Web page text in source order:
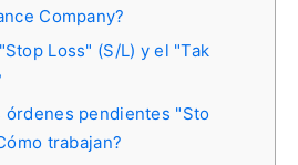
Company?
Loss" (S/L) y el "Tak
órdenes pendientes "Sto
trabajan?